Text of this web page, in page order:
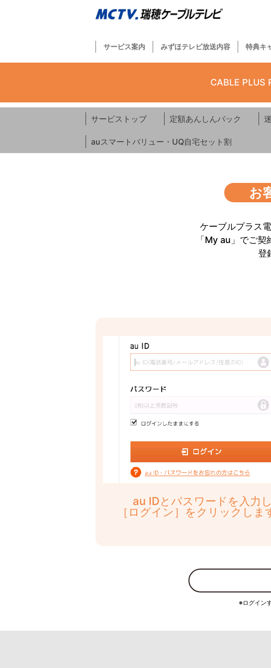
サービス案内 みずほテレビ放送内容 特典キ
CABLE PLUS
サービストップ 定額あんしんパック
auスマートバリュー・UQ自宅セット割
お
ケーブルプラス
「My au」でご
登
au IDとパスワードを入力し
［ログイン］をクリックしま
※ログイン